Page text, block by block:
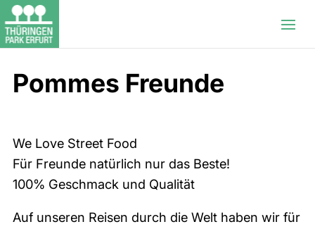
Pommes Freunde
We Love Street Food
Für Freunde natürlich nur das Beste!
100% Geschmack und Qualität
Auf unseren Reisen durch die Welt haben wir für